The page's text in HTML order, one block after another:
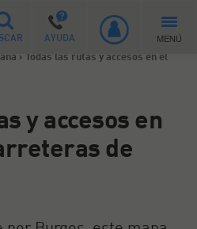
AYUDA
MENÚ
> Todas las rutas y accesos en el
y accesos en
de